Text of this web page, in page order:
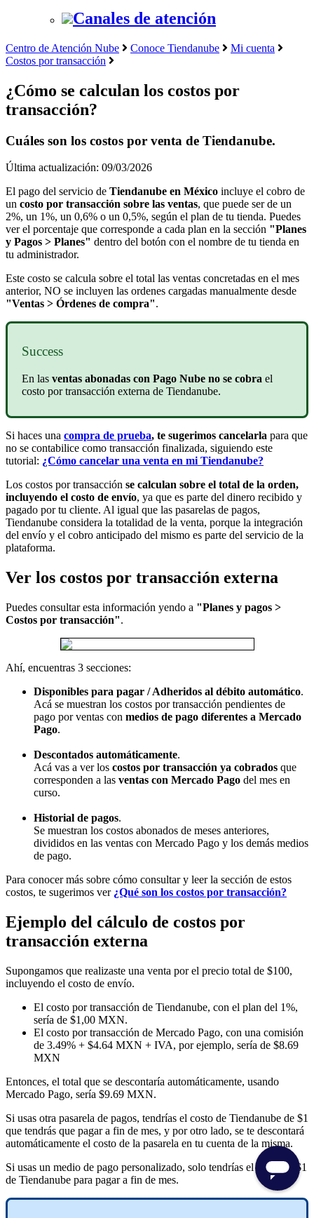
Canales de atención
Centro de Atención Nube Conoce Tiendanube
Mi cuenta
Costos por transacción
¿Cómo se calculan los costos por
transacción?
Cuáles son los costos por venta de Tiendanube.
Última actualización: 09/03/2026
El pago del servicio de Tiendanube en México incluye el cobro de
un costo por transacción sobre las ventas, que puede ser de un
2%, un 1%, un 0,6% o un 0,5%, según el plan de tu tienda. Puedes
ver el porcentaje que corresponde a cada plan en la sección "Planes
y Pagos > Planes" dentro del botón con el nombre de tu tienda en
tu administrador.
Este costo se calcula sobre el total las ventas concretadas en el mes
anterior, NO se incluyen las ordenes cargadas manualmente desde
"Ventas > Órdenes de compra".
Success
En las ventas abonadas con Pago Nube no se cobra el
costo por transacción externa de Tiendanube.
Si haces una compra de prueba, te sugerimos cancelarla para que
no se contabilice como transacción finalizada, siguiendo este
tutorial: ¿Cómo cancelar una venta en mi Tiendanube?
Los costos por transacción se calculan sobre el total de la orden,
incluyendo el costo de envío, ya que es parte del dinero recibido y
pagado por tu cliente. Al igual que las pasarelas de pagos,
Tiendanube considera la totalidad de la venta, porque la integración
del envío y el cobro anticipado del mismo es parte del servicio de la
plataforma.
Ver los costos por transacción externa
Puedes consultar esta información yendo a "Planes y pagos >
Costos por transacción".
Ahí, encuentras 3 secciones:
Disponibles para pagar / Adheridos al débito automático.
Acá se muestran los costos por transacción pendientes de
pago por ventas con medios de pago diferentes a Mercado
Pago.
Descontados automáticamente.
Acá vas a ver los costos por transacción ya cobrados que
corresponden a las ventas con Mercado Pago del mes en
curso.
Historial de pagos.
Se muestran los costos abonados de meses anteriores,
divididos en las ventas con Mercado Pago y los demás medios
de pago.
Para conocer más sobre cómo consultar y leer la sección de estos
costos, te sugerimos ver ¿Qué son los costos por transacción?
Ejemplo del cálculo de costos por
transacción externa
Supongamos que realizaste una venta por el precio total de $100,
incluyendo el costo de envío.
El costo por transacción de Tiendanube, con el plan del 1%,
sería de $1,00 MXN.
El costo por transacción de Mercado Pago, con una comisión
de 3.49% + $4.64 MXN + IVA, por ejemplo, sería de $8.69
MXN
Entonces, el total que se descontaría automáticamente, usando
Mercado Pago, sería $9.69 MXN.
Si usas otra pasarela de pagos, tendrías el costo de Tiendanube de $1
que tendrás que pagar a fin de mes, y por otro lado, se te descontará
automáticamente el costo de la pasarela en tu cuenta de la misma.
Si usas un medio de pago personalizado, solo tendrías el costo de $1
de Tiendanube para pagar a fin de mes.